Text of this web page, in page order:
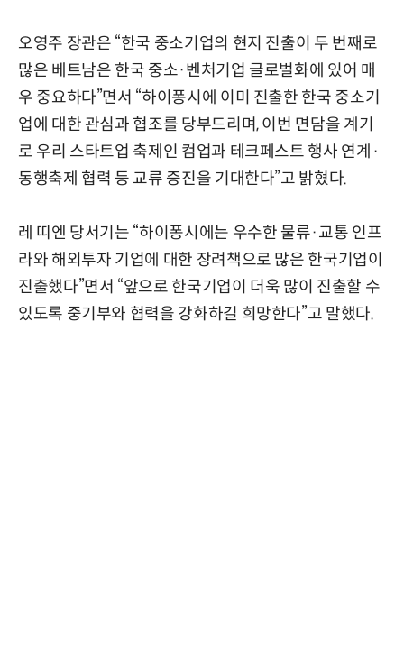
오영주 장관은 “한국 중소기업의 현지 진출이 두 번째로
많은 베트남은 한국 중소·벤처기업 글로벌화에 있어 매
우 중요하다”면서 “하이퐁시에 이미 진출한 한국 중소기
업에 대한 관심과 협조를 당부드리며, 이번 면담을 계기
로 우리 스타트업 축제인 컴업과 테크페스트 행사 연계·
동행축제 협력 등 교류 증진을 기대한다”고 밝혔다.
레 띠엔 당서기는 “하이퐁시에는 우수한 물류·교통 인프
라와 해외투자 기업에 대한 장려책으로 많은 한국기업이
진출했다”면서 “앞으로 한국기업이 더욱 많이 진출할 수
있도록 중기부와 협력을 강화하길 희망한다”고 말했다.